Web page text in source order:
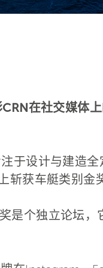
在社交媒体
于设计与建造
斩获车艇类别金
是个独立论坛